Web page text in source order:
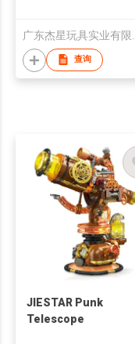
查询
JIESTAR Punk
Telescope